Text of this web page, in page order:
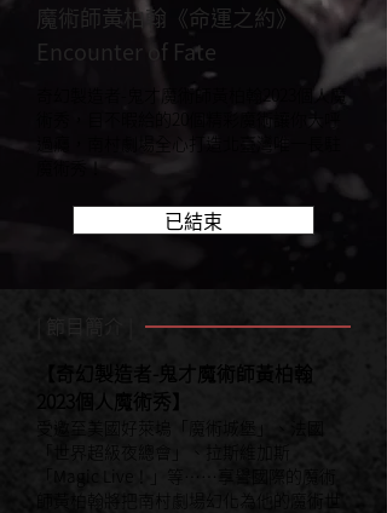
魔術師黃柏翰《命運之約》
Encounter of Fate
奇幻製造者-鬼才魔術師黃柏翰2023個人魔
術秀，目不暇給的20個精彩魔術讓你大呼
過癮，南村劇場全心打造北臺灣唯一長駐
魔術秀！
已結束
| 節目簡介 |
【奇幻製造者-鬼才魔術師黃柏翰
2023個人魔術秀】
受邀至美國好萊塢「魔術城堡」、法國
「世界超級夜總會」、拉斯維加斯
「Magic Live！」等⋯⋯享譽國際的魔術
師黃柏翰將把南村劇場幻化為他的魔術世